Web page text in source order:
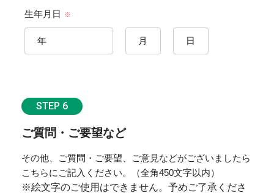
生年月日 ※
STEP 6
ご質問・ご要望など
その他、ご質問・ご要望、ご意見などがございましたら
こちらにご記入ください。（全角450文字以内）
※絵文字のご使用はできません。予めご了承くださ